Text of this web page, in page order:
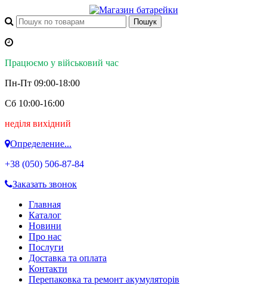
Працюємо у військовий час
Пн-Пт 09:00-18:00
Сб 10:00-16:00
неділя вихідний
Определение...
+38 (050) 506-87-84
Заказать звонок
Главная
Каталог
Новини
Про нас
Послуги
Доставка та оплата
Контакти
Перепаковка та ремонт акумуляторів